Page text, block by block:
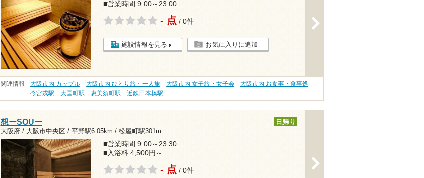
■営業時間 9:00～23:00
- 点 / 0件
施設情報を見る お気に入りに追加
関連情報 大阪市内 カップル 大阪市内 ひとり旅・一人旅 大阪市内 女子旅・女子会
大阪市内 お食事・食事処
今宮戎駅
大国町駅 恵美須町駅 近鉄日本橋駅
想ーSOUー
大阪府 / 大阪市中央区 / 平野駅6.05km / 松屋町駅301m
日帰り
■営業時間 9:00～23:30
■入浴料 4,500円～
- 点 / 0件